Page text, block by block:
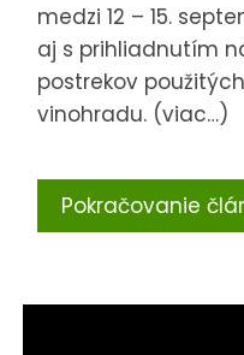
medzi 12 – 15.
aj s prihliadnutím
postrekov
vinohradu. (viac…)
Pokračovanie